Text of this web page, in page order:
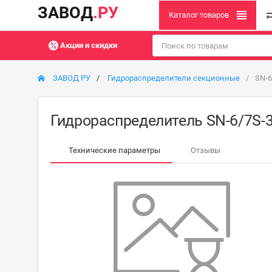
ЗАВОД.РУ Каталог товаров
Акции и скидки
ЗАВОД РУ Гидрораспределители секционные SN-6
Гидрораспределитель SN-6/
Технические параметры Отзывы